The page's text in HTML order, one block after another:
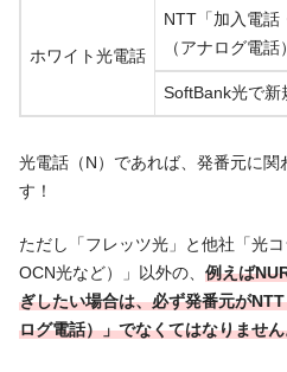
ホワイト光電話
NTT「加入電話
（アナログ電話）
SoftBank光で新
光電話（N）であれば、発番元に関
す！
ただし「フレッツ光」と他社「光
OCN光など）」以外の、 例えば
ぎしたい場合は、必ず発番元が
ログ電話）」でなくてはなりませ